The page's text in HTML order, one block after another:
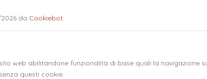
da Cookiebot:
web abilitandone funzionalità di base quali la navigazione
questi cookie.